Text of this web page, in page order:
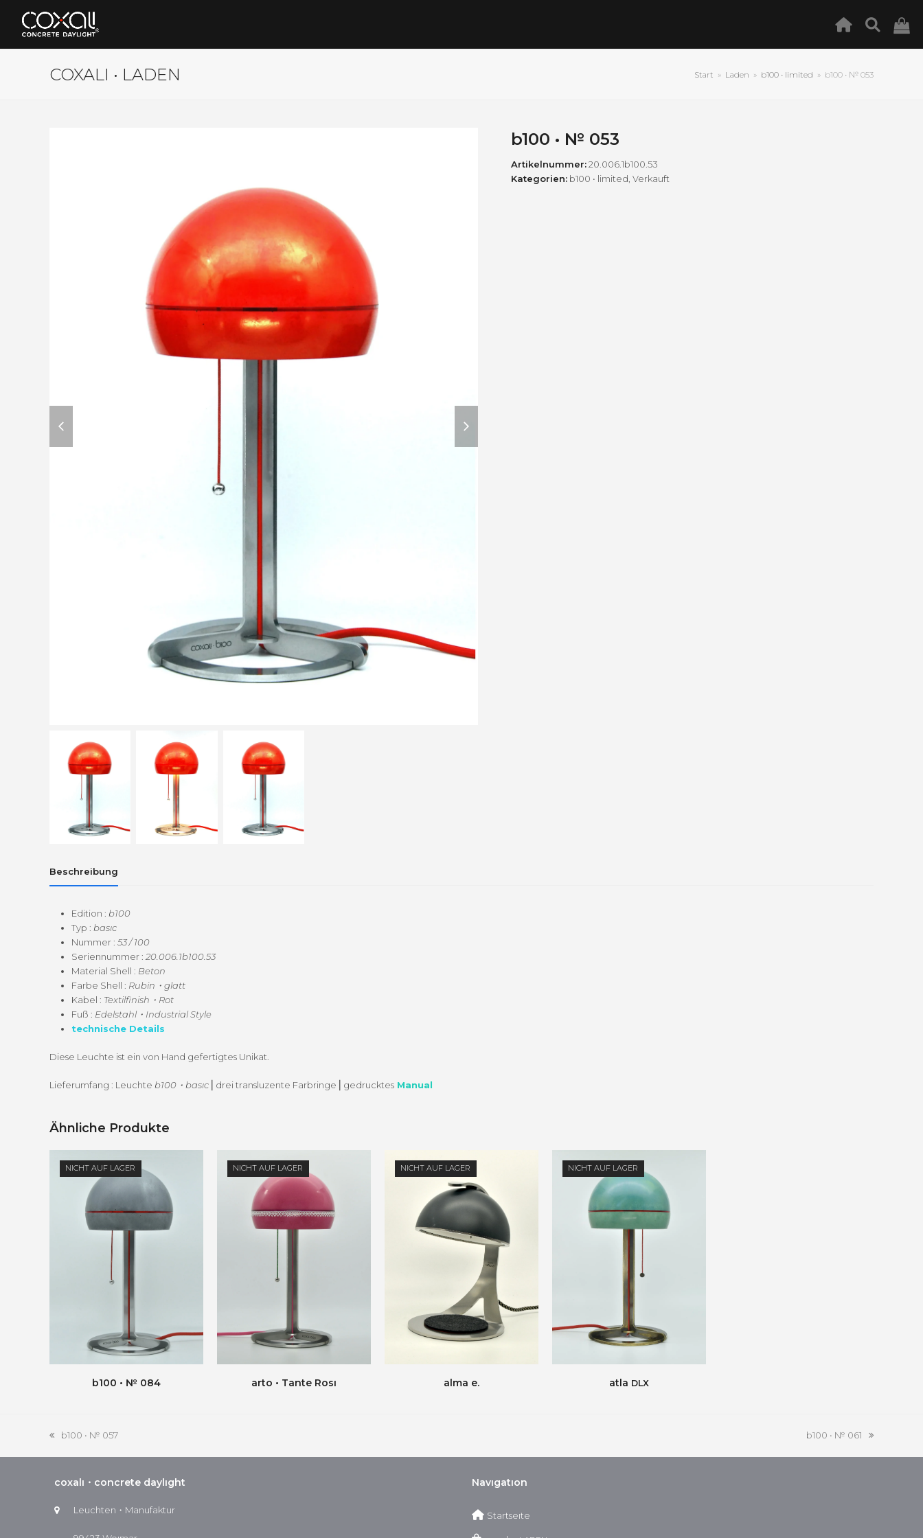
COXALI • LADEN Start » Laden » b100 • limited » b100 • № 053
slide
slide
b100 • № 053
Artikelnummer:20.006.1b100.53
Kategorien: b100 • limited Verkauft
Beschreibung
Edi­tion : b100
Typ : basıc
Num­mer : 53/ 100
Seri­en­num­mer : 20.006.1b100.53
Mate­r­i­al Shell : Beton
Farbe Shell : Rubin・glatt
Kabel : Textilfinish・Rot
Fuß : Edelstahl・Industrial Style
tech­nis­che Details
Diese Leuchte ist ein von Hand gefer­tigtes Unikat.
Liefer­um­fang : Leuchte b100・basıc ⎜drei transluzente Far­bringe ⎜gedruck­tes Manual
Ähnliche Produkte
NICHT AUF LAGER
b100 • № 084
NICHT AUF LAGER
arto • Tante Rosı
NICHT AUF LAGER
alma e.
NICHT AUF LAGER
atla DLX
vorheriger
Beitrag:
b100 • № 057
Nächster
Beitrag:
b100 • № 061
coxalı・concrete daylıght
Leuchten・Manufaktur
Navıgatıon
Startseıte